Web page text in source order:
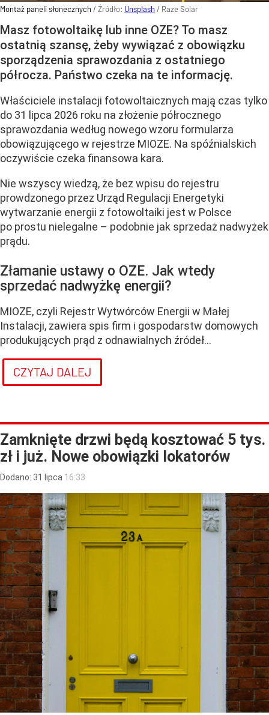
Montaż paneli słonecznych / Źródło: Unsplash / Raze Solar
Masz fotowoltaikę lub inne OZE? To masz
ostatnią szansę, żeby wywiązać z obowiązku
sporządzenia sprawozdania z ostatniego
półrocza. Państwo czeka na te informację.
Właściciele instalacji fotowoltaicznych mają czas tylko
do 31 lipca 2026 roku na złożenie półrocznego
sprawozdania według nowego wzoru formularza
obowiązującego w rejestrze MIOZE. Na spóźnialskich
oczywiście czeka finansowa kara.
Nie wszyscy wiedzą, że bez wpisu do rejestru
prowdzonego przez Urząd Regulacji Energetyki
wytwarzanie energii z fotowoltaiki jest w Polsce
po prostu nielegalne – podobnie jak sprzedaż nadwyżek
prądu.
Złamanie ustawy o OZE. Jak wtedy
sprzedać nadwyżkę energii?
MIOZE, czyli Rejestr Wytwórców Energii w Małej
Instalacji, zawiera spis firm i gospodarstw domowych
produkujących prąd z odnawialnych źródeł...
CZYTAJ DALEJ
Zamknięte drzwi będą kosztować 5 tys.
zł i już. Nowe obowiązki lokatorów
Dodano: 31 lipca 16:33